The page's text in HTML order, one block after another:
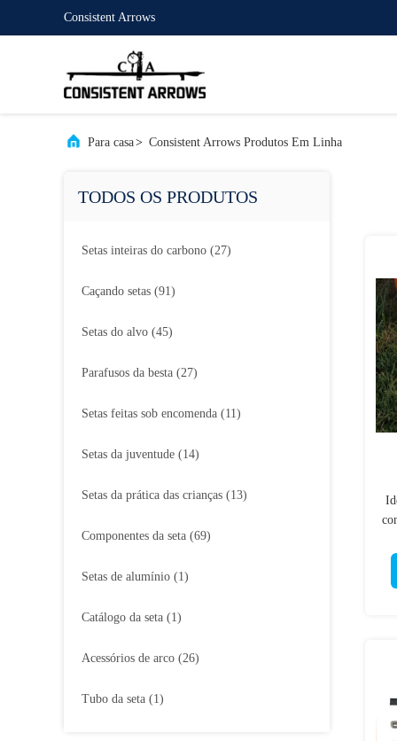
Consistent Arrows
Para casa> Consistent Arrows Produtos Em Linha
TODOS OS PRODUTOS
Setas inteiras do carbono (27)
Caçando setas (91)
Setas do alvo (45)
Parafusos da besta (27)
Setas feitas sob encomenda (11)
Setas da juventude (14)
Setas da prática das crianças (13)
Componentes da seta (69)
Setas de alumínio (1)
Catálogo da seta (1)
Acessórios de arco (26)
Tubo da seta (1)